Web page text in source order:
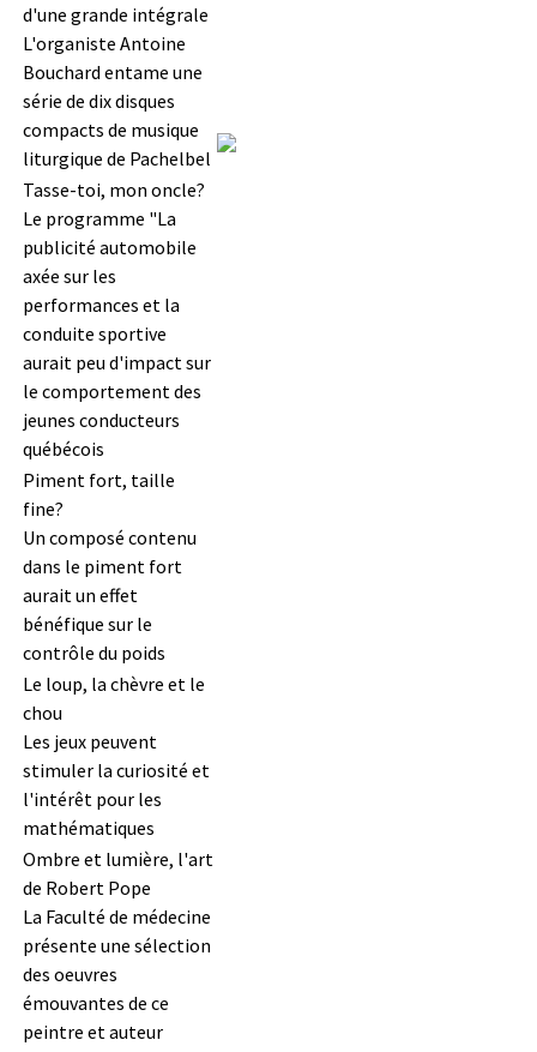
d'une grande intégrale
L'organiste Antoine
Bouchard entame une
série de dix disques
compacts de musique
liturgique de Pachelbel
Tasse-toi, mon oncle?
Le programme "La
publicité automobile
axée sur les
performances et la
conduite sportive
aurait peu d'impact sur
le comportement des
jeunes conducteurs
québécois
Piment fort, taille
fine?
Un composé contenu
dans le piment fort
aurait un effet
bénéfique sur le
contrôle du poids
Le loup, la chèvre et le
chou
Les jeux peuvent
stimuler la curiosité et
l'intérêt pour les
mathématiques
Ombre et lumière, l'art
de Robert Pope
La Faculté de médecine
présente une sélection
des oeuvres
émouvantes de ce
peintre et auteur